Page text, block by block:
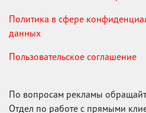
Политика в сфере
данных
Пользовательское соглашение
По вопросам рекламы
Отдел по работе с прямыми